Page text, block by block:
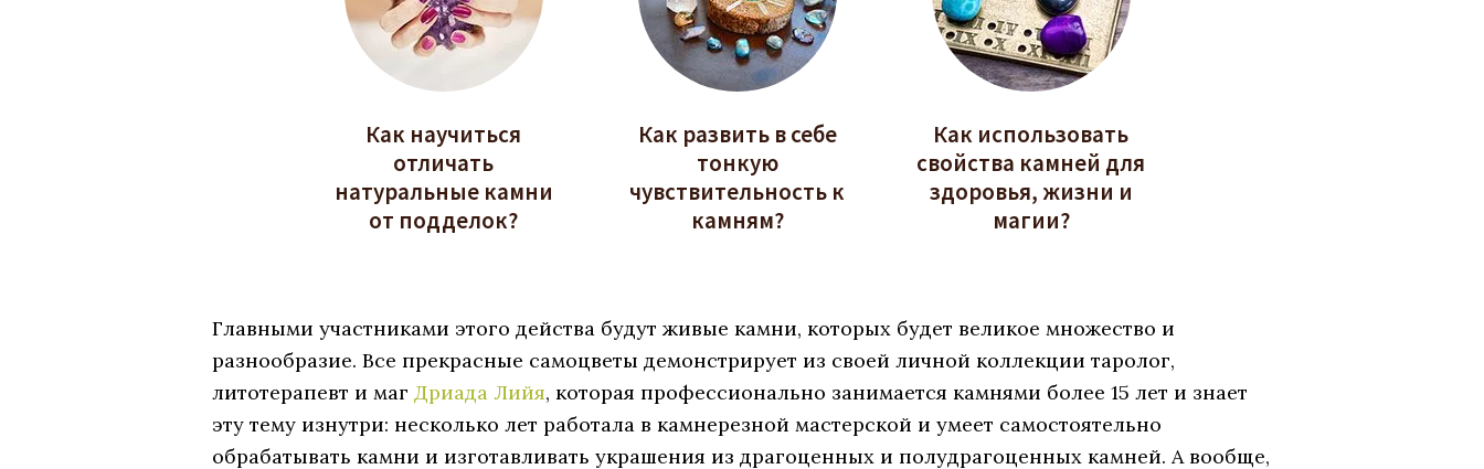
Как научиться
отличать
натуральные камни
от подделок?
Как развить в себе
тонкую
чувствительность к
камням?
Как использовать
свойства камней для
здоровья, жизни и
магии?
Главными участниками этого действа будут живые камни, которых будет великое множество и
разнообразие. Все прекрасные самоцветы демонстрирует из своей личной коллекции таролог,
литотерапевт и маг Дриада Лийя, которая профессионально занимается камнями более 15 лет и знает
эту тему изнутри: несколько лет работала в камнерезной мастерской и умеет самостоятельно
обрабатывать камни и изготавливать украшения из драгоценных и полудрагоценных камней. А вообще,